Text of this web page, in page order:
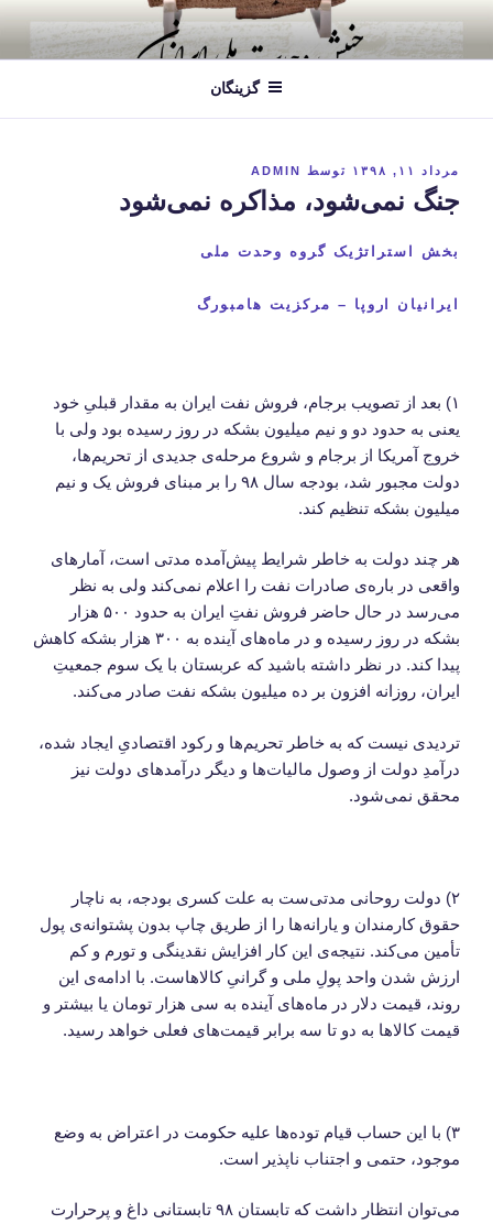
محتوا
گزینگان
نوشته‌شده
مرداد ۱۱, ۱۳۹۸ توسط ADMIN
جنگ نمی‌شود، مذاکره نمی‌شود
بخش استراتژیک گروه وحدت ملی
ایرانیان اروپا – مرکزیت هامبورگ
۱) بعد از تصویب برجام، فروش نفت ایران به مقدار قبلیِ خود
یعنی به حدود دو و نیم میلیون بشکه در روز رسیده بود ولی با
خروج آمریکا از برجام و شروع مرحله‌ی جدیدی از تحریم‌ها،
دولت مجبور شد، بودجه سال ۹۸ را بر مبنای فروش یک و نیم
میلیون بشکه تنظیم کند.
هر چند دولت به خاطر شرایط پیش‌آمده مدتی است، آمارهای
واقعی در باره‌ی صادرات نفت را اعلام نمی‌کند ولی به نظر
می‌رسد در حال حاضر فروش نفتِ ایران به حدود ۵۰۰ هزار
بشکه در روز رسیده و در ماه‌های آینده به ۳۰۰ هزار بشکه کاهش
پیدا کند. در نظر داشته باشید که عربستان با یک سوم جمعیتِ
ایران، روزانه افزون بر ده میلیون بشکه نفت صادر می‌کند.
تردیدی نیست که به خاطر تحریم‌ها و رکود اقتصادیِ ایجاد شده،
درآمدِ دولت از وصول مالیات‌ها و دیگر درآمدهای دولت نیز
محقق نمی‌شود.
۲) دولت روحانی مدتی‌ست به علت کسری بودجه، به ناچار
حقوق کارمندان و یارانه‌ها را از طریق چاپ بدون پشتوانه‌ی پول
تأمین می‌کند. نتیجه‌ی این کار افزایش نقدینگی و تورم و کم
ارزش شدن واحد پولِ ملی و گرانیِ کالاهاست. با ادامه‌ی این
روند، قیمت دلار در ماه‌های آینده به سی هزار تومان یا بیشتر و
قیمت کالاها به دو تا سه برابر قیمت‌های فعلی خواهد رسید.
۳) با این حساب قیام توده‌ها علیه حکومت در اعتراض به وضع
موجود، حتمی و اجتناب ناپذیر است.
می‌توان انتظار داشت که تابستان ۹۸ تابستانی داغ و پرحرارت